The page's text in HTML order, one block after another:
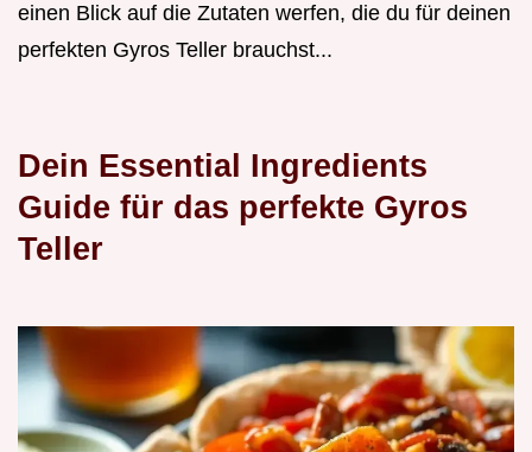
einen Blick auf die Zutaten werfen, die du für deinen
perfekten Gyros Teller brauchst...
Dein Essential Ingredients
Guide für das perfekte Gyros
Teller